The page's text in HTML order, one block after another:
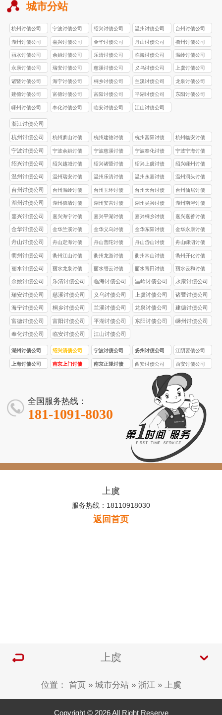
城市分站
杭州讨债公司 宁波讨债公司 绍兴讨债公司 温州讨债公司 台州讨债公司
湖州讨债公司 嘉兴讨债公司 金华讨债公司 舟山讨债公司 衢州讨债公司
丽水讨债公司 余姚讨债公司 乐清讨债公司 临海讨债公司 温岭讨债公司
永康讨债公司 瑞安讨债公司 慈溪讨债公司 义乌讨债公司 上虞讨债公司
诸暨讨债公司 海宁讨债公司 桐乡讨债公司 兰溪讨债公司 龙泉讨债公司
建德讨债公司 富德讨债公司 富阳讨债公司 平湖讨债公司 东阳讨债公司
嵊州讨债公司 奉化讨债公司 临安讨债公司 江山讨债公司
浙江讨债公司
杭州讨债公司
杭州萧山讨债
公司
杭州建德讨债
公司
杭州富阳讨债
公司
杭州临安讨债
公司
宁波讨债公司
宁波余姚讨债
公司
宁波慈溪讨债
公司
宁波奉化讨债
公司
宁波宁海讨债
公司
绍兴讨债公司
绍兴越城讨债
公司
绍兴诸暨讨债
公司
绍兴上虞讨债
公司
绍兴嵊州讨债
公司
温州讨债公司
温州瑞安讨债
公司
温州乐清讨债
公司
温州永嘉讨债
公司
温州洞头讨债
公司
台州讨债公司
台州温岭讨债
公司
台州玉环讨债
公司
台州天台讨债
公司
台州仙居讨债
公司
湖州讨债公司
湖州德清讨债
公司
湖州安吉讨债
公司
湖州吴兴讨债
公司
湖州南浔讨债
公司
嘉兴讨债公司
嘉兴海宁讨债
公司
嘉兴平湖讨债
公司
嘉兴桐乡讨债
公司
嘉兴嘉善讨债
公司
金华讨债公司
金华兰溪讨债
公司
金华义乌讨债
公司
金华东阳讨债
公司
金华永康讨债
公司
舟山讨债公司
舟山定海讨债
公司
舟山普陀讨债
公司
舟山岱山讨债
公司
舟山嵊泗讨债
公司
衢州讨债公司
衢州江山讨债
公司
衢州龙游讨债
公司
衢州常山讨债
公司
衢州开化讨债
公司
丽水讨债公司
丽水龙泉讨债
公司
丽水缙云讨债
公司
丽水青田讨债
公司
丽水云和讨债
公司
余姚讨债公司 乐清讨债公司 临海讨债公司 温岭讨债公司 永康讨债公司
瑞安讨债公司 慈溪讨债公司 义乌讨债公司 上虞讨债公司 诸暨讨债公司
海宁讨债公司 桐乡讨债公司 兰溪讨债公司 龙泉讨债公司 建德讨债公司
富德讨债公司 富阳讨债公司 平湖讨债公司 东阳讨债公司 嵊州讨债公司
奉化讨债公司 临安讨债公司 江山讨债公司
湖州讨债公司 绍兴清债公司 宁波讨债公司 扬州讨债公司 江阴要债公司
上海讨债公司
南京上门讨债
南京正规讨债
西安讨债公司
首选品牌！西
安要债 / 收债公
司，10 年经
验，5 亿 + 追
回欠款
西安讨债公司
合法合规！西
安要债 / 收债公
司，5 名持证法
务，3000 + 案
例零投诉
全国服务热线：
181-1091-8030
上虞
服务热线：18110918030
返回首页
上虞
位置： 首页 » 城市分站» 浙江» 上虞
Copyright © 2026 All Right Reserve